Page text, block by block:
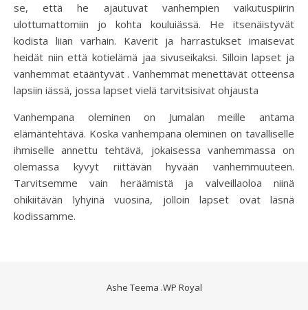
se, että he ajautuvat vanhempien vaikutuspiirin
ulottumattomiin jo kohta kouluiässä. He itsenäistyvät
kodista liian varhain. Kaverit ja harrastukset imaisevat
heidät niin että kotielämä jaa sivuseikaksi. Silloin lapset ja
vanhemmat etääntyvät . Vanhemmat menettävät otteensa
lapsiin iässä, jossa lapset vielä tarvitsisivat ohjausta
Vanhempana oleminen on Jumalan meille antama
elämäntehtävä. Koska vanhempana oleminen on tavalliselle
ihmiselle annettu tehtävä, jokaisessa vanhemmassa on
olemassa kyvyt riittävän hyvään vanhemmuuteen.
Tarvitsemme vain heräämistä ja valveillaoloa niinä
ohikiitävän lyhyinä vuosina, jolloin lapset ovat läsnä
kodissamme.
Ashe Teema .WP Royal